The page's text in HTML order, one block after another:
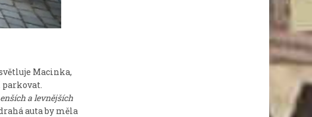
Macinka,
a levnějších
auta by měla